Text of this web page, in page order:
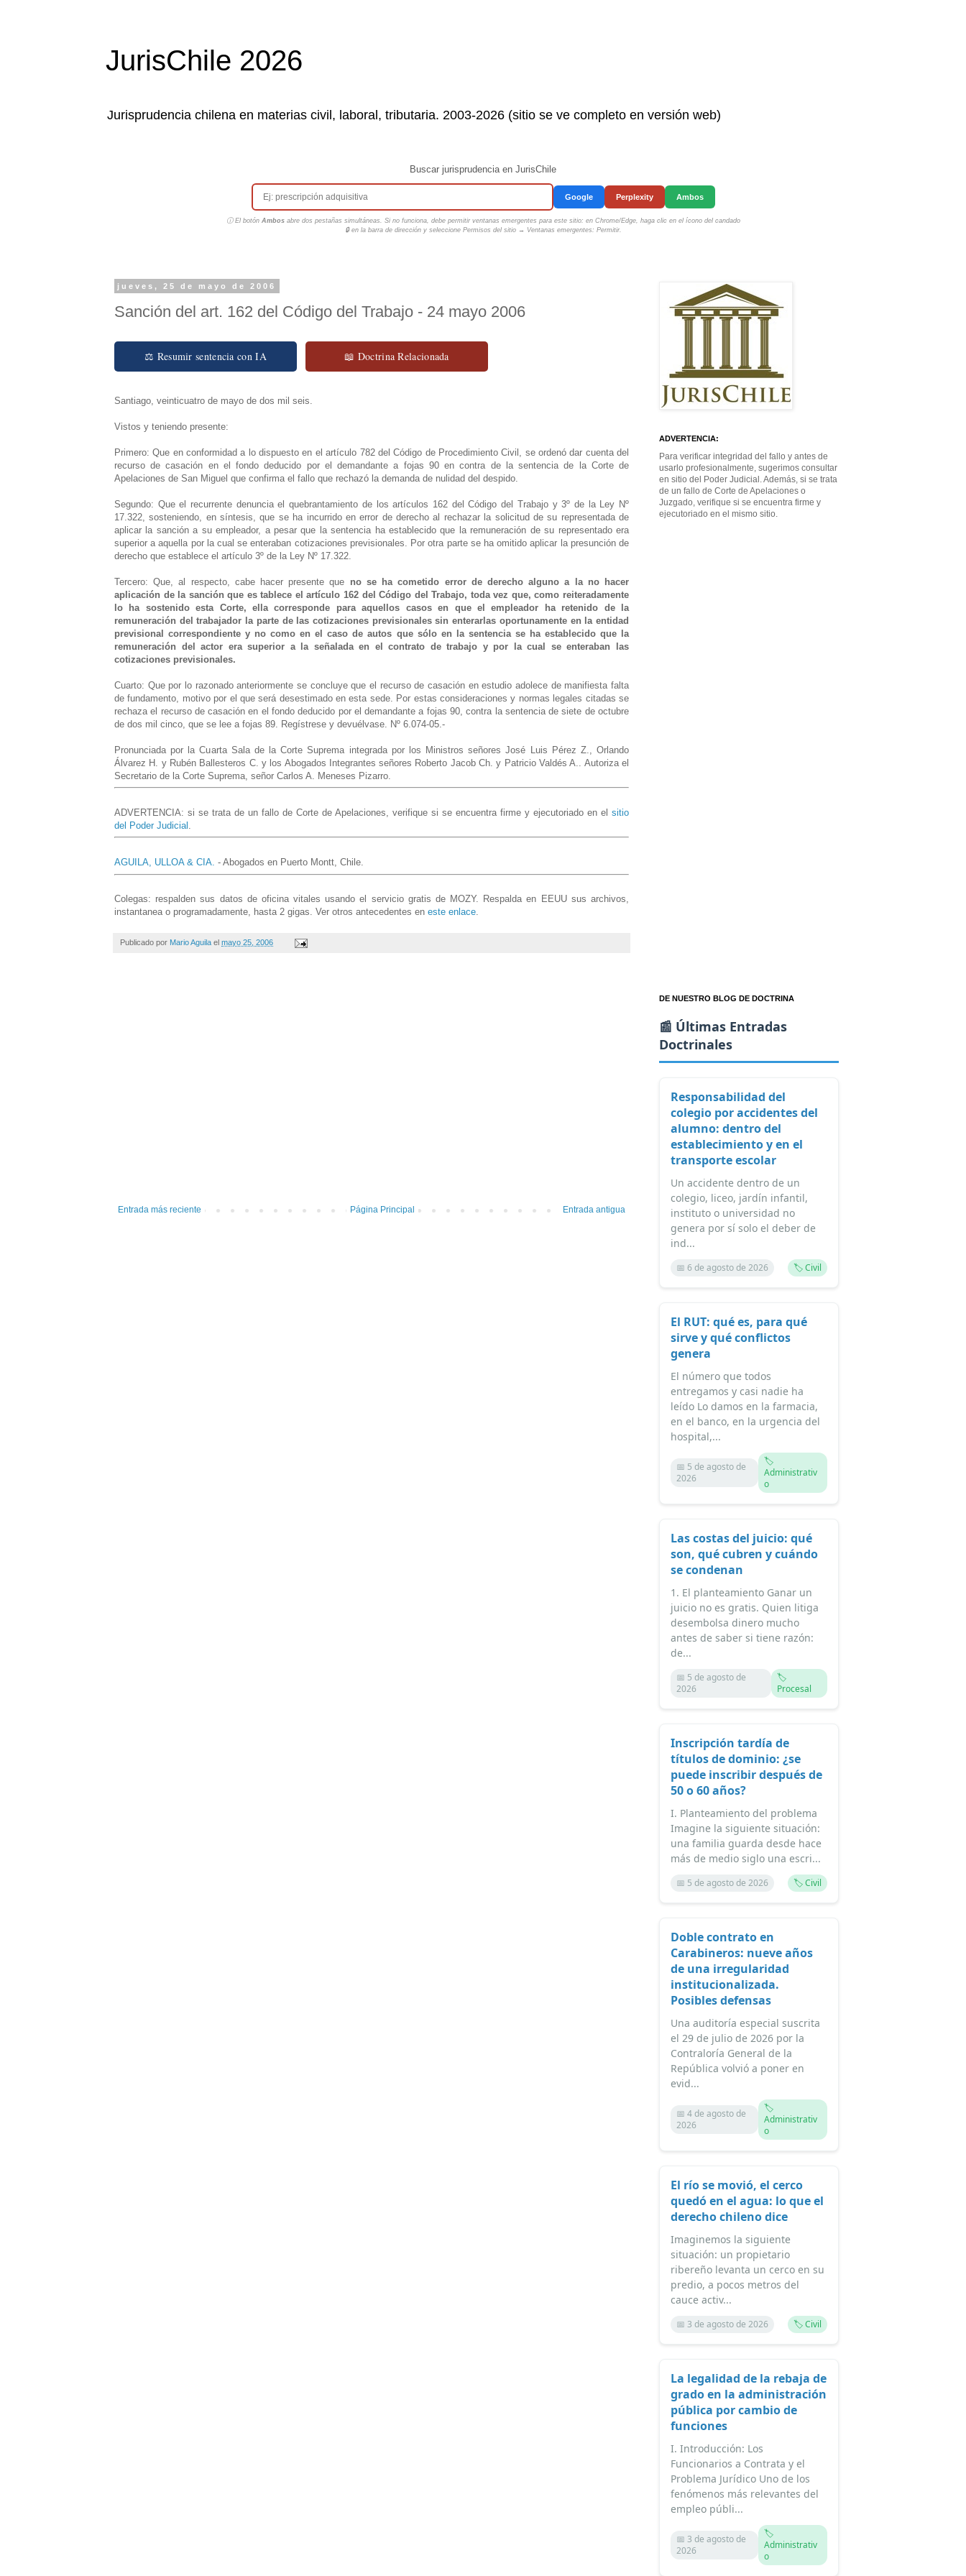
JurisChile 2026
Jurisprudencia chilena en materias civil, laboral, tributaria. 2003-2026 (sitio se ve completo en versión web)
Buscar jurisprudencia en JurisChile
Google Perplexity Ambos
ⓘ El botón Ambosabre dos pestañas simultáneas. Si no funciona, debe permitir ventanas emergentes para este sitio: en Chrome/Edge, haga clic en el ícono del candado
🔒 en la barra de dirección y seleccione Permisos del sitio → Ventanas emergentes: Permitir.
jueves, 25 de mayo de 2006
Sanción del art. 162 del Código del Trabajo - 24 mayo 2006
⚖ Resumir sentencia con IA 📖 Doctrina Relacionada
Santiago, veinticuatro de mayo de dos mil seis.
Vistos y teniendo presente:
Primero: Que en conformidad a lo dispuesto en el artículo 782 del Código de Procedimiento Civil, se ordenó dar cuenta del
recurso de casación en el fondo deducido por el demandante a fojas 90 en contra de la sentencia de la Corte de
Apelaciones de San Miguel que confirma el fallo que rechazó la demanda de nulidad del despido.
Segundo: Que el recurrente denuncia el quebrantamiento de los artículos 162 del Código del Trabajo y 3º de la Ley Nº
17.322, sosteniendo, en síntesis, que se ha incurrido en error de derecho al rechazar la solicitud de su representada de
aplicar la sanción a su empleador, a pesar que la sentencia ha establecido que la remuneración de su representado era
superior a aquella por la cual se enteraban cotizaciones previsionales. Por otra parte se ha omitido aplicar la presunción de
derecho que establece el artículo 3º de la Ley Nº 17.322.
Tercero: Que, al respecto, cabe hacer presente que no se ha cometido error de derecho alguno a la no hacer
aplicación de la sanción que es tablece el artículo 162 del Código del Trabajo, toda vez que, como reiteradamente
lo ha sostenido esta Corte, ella corresponde para aquellos casos en que el empleador ha retenido de la
remuneración del trabajador la parte de las cotizaciones previsionales sin enterarlas oportunamente en la entidad
previsional correspondiente y no como en el caso de autos que sólo en la sentencia se ha establecido que la
remuneración del actor era superior a la señalada en el contrato de trabajo y por la cual se enteraban las
cotizaciones previsionales.
Cuarto: Que por lo razonado anteriormente se concluye que el recurso de casación en estudio adolece de manifiesta falta
de fundamento, motivo por el que será desestimado en esta sede. Por estas consideraciones y normas legales citadas se
rechaza el recurso de casación en el fondo deducido por el demandante a fojas 90, contra la sentencia de siete de octubre
de dos mil cinco, que se lee a fojas 89. Regístrese y devuélvase. Nº 6.074-05.-
Pronunciada por la Cuarta Sala de la Corte Suprema integrada por los Ministros señores José Luis Pérez Z., Orlando
Álvarez H. y Rubén Ballesteros C. y los Abogados Integrantes señores Roberto Jacob Ch. y Patricio Valdés A.. Autoriza el
Secretario de la Corte Suprema, señor Carlos A. Meneses Pizarro.
ADVERTENCIA: si se trata de un fallo de Corte de Apelaciones, verifique si se encuentra firme y ejecutoriado en el sitio
del Poder Judicial
AGUILA, ULLOA & CIA. - Abogados en Puerto Montt, Chile.
Colegas: respalden sus datos de oficina vitales usando el servicio gratis de MOZY. Respalda en EEUU sus archivos,
instantanea o programadamente, hasta 2 gigas. Ver otros antecedentes en este enlace.
Publicado por Mario Aguila el mayo 25, 2006
Entrada más reciente Entrada antigua
Página Principal
ADVERTENCIA:
Para verificar integridad del fallo y antes de
usarlo profesionalmente, sugerimos consultar
en sitio del Poder Judicial. Además, si se trata
de un fallo de Corte de Apelaciones o
Juzgado, verifique si se encuentra firme y
ejecutoriado en el mismo sitio.
DE NUESTRO BLOG DE DOCTRINA
📰 Últimas Entradas
Doctrinales
Responsabilidad del
colegio por accidentes del
alumno: dentro del
establecimiento y en el
transporte escolar
Un accidente dentro de un
colegio, liceo, jardín infantil,
instituto o universidad no
genera por sí solo el deber de
ind...
📅 6 de agosto de 2026 🏷️ Civil
El RUT: qué es, para qué
sirve y qué conflictos
genera
El número que todos
entregamos y casi nadie ha
leído Lo damos en la farmacia,
en el banco, en la urgencia del
hospital,...
📅 5 de agosto de
2026
🏷️
Administrativ
o
Las costas del juicio: qué
son, qué cubren y cuándo
se condenan
1. El planteamiento Ganar un
juicio no es gratis. Quien litiga
desembolsa dinero mucho
antes de saber si tiene razón:
de...
📅 5 de agosto de
2026
🏷️
Procesal
Inscripción tardía de
títulos de dominio: ¿se
puede inscribir después de
50 o 60 años?
I. Planteamiento del problema
Imagine la siguiente situación:
una familia guarda desde hace
más de medio siglo una escri...
📅 5 de agosto de 2026 🏷️ Civil
Doble contrato en
Carabineros: nueve años
de una irregularidad
institucionalizada.
Posibles defensas
Una auditoría especial suscrita
el 29 de julio de 2026 por la
Contraloría General de la
República volvió a poner en
evid...
📅 4 de agosto de
2026
🏷️
Administrativ
o
El río se movió, el cerco
quedó en el agua: lo que el
derecho chileno dice
Imaginemos la siguiente
situación: un propietario
ribereño levanta un cerco en su
predio, a pocos metros del
cauce activ...
📅 3 de agosto de 2026 🏷️ Civil
La legalidad de la rebaja de
grado en la administración
pública por cambio de
funciones
I. Introducción: Los
Funcionarios a Contrata y el
Problema Jurídico Uno de los
fenómenos más relevantes del
empleo públi...
📅 3 de agosto de
2026
🏷️
Administrativ
o